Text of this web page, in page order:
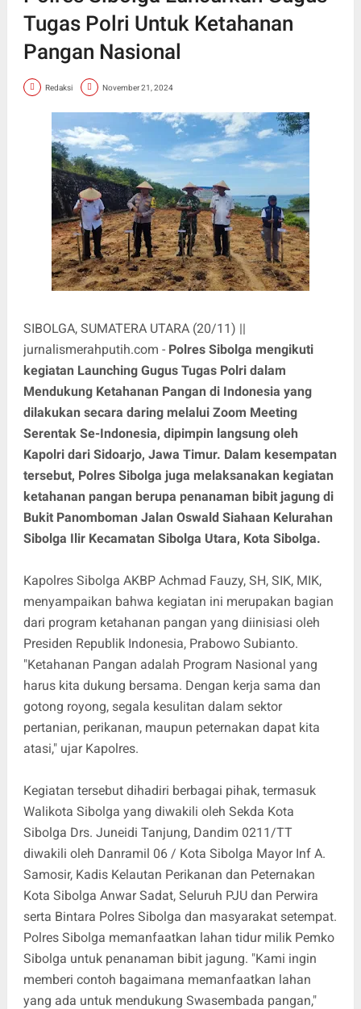
Tugas Polri Untuk Ketahanan
Pangan Nasional
Redaksi November 21, 2024
SIBOLGA, SUMATERA UTARA (20/11) ||
jurnalismerahputih.com - Polres Sibolga mengikuti
kegiatan Launching Gugus Tugas Polri dalam
Mendukung Ketahanan Pangan di Indonesia yang
dilakukan secara daring melalui Zoom Meeting
Serentak Se-Indonesia, dipimpin langsung oleh
Kapolri dari Sidoarjo, Jawa Timur. Dalam kesempatan
tersebut, Polres Sibolga juga melaksanakan kegiatan
ketahanan pangan berupa penanaman bibit jagung di
Bukit Panomboman Jalan Oswald Siahaan Kelurahan
Sibolga Ilir Kecamatan Sibolga Utara, Kota Sibolga.
Kapolres Sibolga AKBP Achmad Fauzy, SH, SIK, MIK,
menyampaikan bahwa kegiatan ini merupakan bagian
dari program ketahanan pangan yang diinisiasi oleh
Presiden Republik Indonesia, Prabowo Subianto.
"Ketahanan Pangan adalah Program Nasional yang
harus kita dukung bersama. Dengan kerja sama dan
gotong royong, segala kesulitan dalam sektor
pertanian, perikanan, maupun peternakan dapat kita
atasi," ujar Kapolres.
Kegiatan tersebut dihadiri berbagai pihak, termasuk
Walikota Sibolga yang diwakili oleh Sekda Kota
Sibolga Drs. Juneidi Tanjung, Dandim 0211/TT
diwakili oleh Danramil 06 / Kota Sibolga Mayor Inf A.
Samosir, Kadis Kelautan Perikanan dan Peternakan
Kota Sibolga Anwar Sadat, Seluruh PJU dan Perwira
serta Bintara Polres Sibolga dan masyarakat setempat.
Polres Sibolga memanfaatkan lahan tidur milik Pemko
Sibolga untuk penanaman bibit jagung. "Kami ingin
memberi contoh bagaimana memanfaatkan lahan
yang ada untuk mendukung Swasembada pangan,"